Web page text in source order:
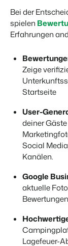
Bei der
spielen
Erfahrungen
Zeige
Startseite
User-
deiner
Social
Kanälen.
Google
aktuelle
Lagefeuer-